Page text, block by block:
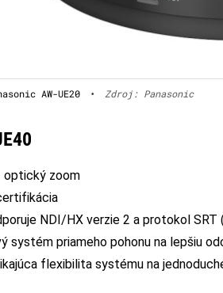
AW-UE20 • Zdroj: Panasonic
optický zoom
NDI/HX verzie 2 a protokol
systém priameho pohonu na lepšiu
flexibilita systému na